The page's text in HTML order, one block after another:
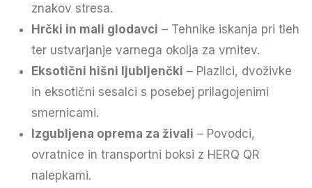
znakov stresa.
Hrčki in mali glodavci – Tehnike iskanja pri tleh
ter ustvarjanje varnega okolja za vrnitev.
Eksotični hišni ljubljenčki – Plazilci, dvoživke
in eksotični sesalci s posebej prilagojenimi
smernicami.
Izgubljena oprema za živali – Povodci,
ovratnice in transportni boksi z HERQ QR
nalepkami.